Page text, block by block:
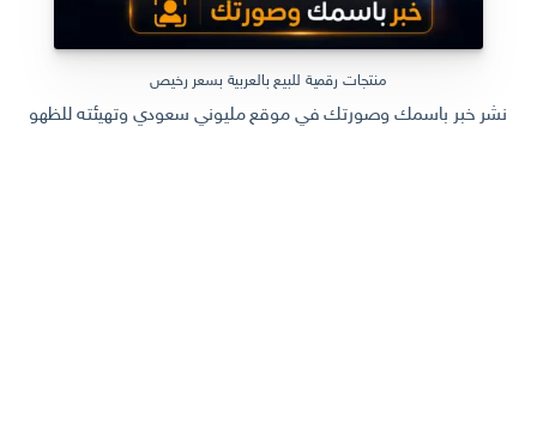
منتجات رقمية للبيع بالعربية بسعر رخيص
نشر خبر باسمك وصورتك في موقع مليوني سعودي وتهيئته للظهور